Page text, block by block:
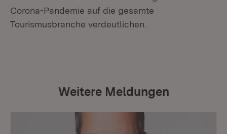
Corona-Pandemie auf die gesamte
Tourismusbranche verdeutlichen.
Weitere Meldungen